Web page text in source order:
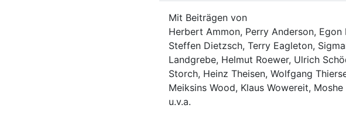
Mit Beiträgen von
Herbert Ammon, Perry Anderson, Egon
Steffen Dietzsch, Terry Eagleton,
Landgrebe, Helmut Roewer, Ulrich
Storch, Heinz Theisen, Wolfgang
Meiksins Wood, Klaus Wowereit,
u.v.a.